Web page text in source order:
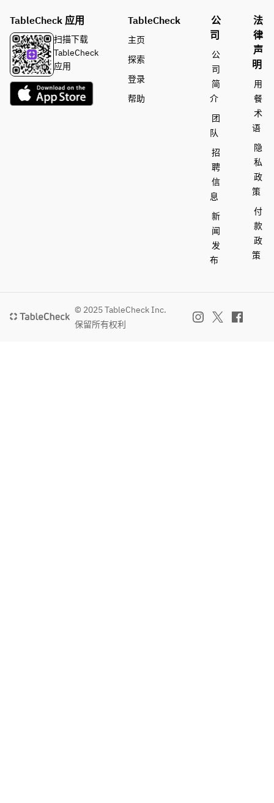
TableCheck 应用
扫描下载
TableCheck
应用
TableCheck
主页
探索
登录
帮助
公
司
公
司
简
介
团
队
招
聘
信
息
新
闻
发
布
法
律
声
明
用
餐
术
语
隐
私
政
策
付
款
政
策
© 2025 TableCheck Inc.
保留所有权利